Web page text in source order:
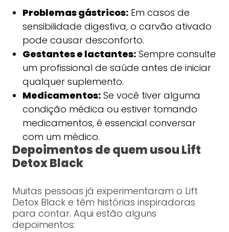
Problemas gástricos:Em casos de
sensibilidade digestiva, o carvão ativado
pode causar desconforto.
Gestantes e lactantes:Sempre consulte
um profissional de saúde antes de iniciar
qualquer suplemento.
Medicamentos:Se você tiver alguma
condição médica ou estiver tomando
medicamentos, é essencial conversar
com um médico.
Depoimentos de quem usou Lift
Detox Black
Muitas pessoas já experimentaram o Lift
Detox Black e têm histórias inspiradoras
para contar. Aqui estão alguns
depoimentos: